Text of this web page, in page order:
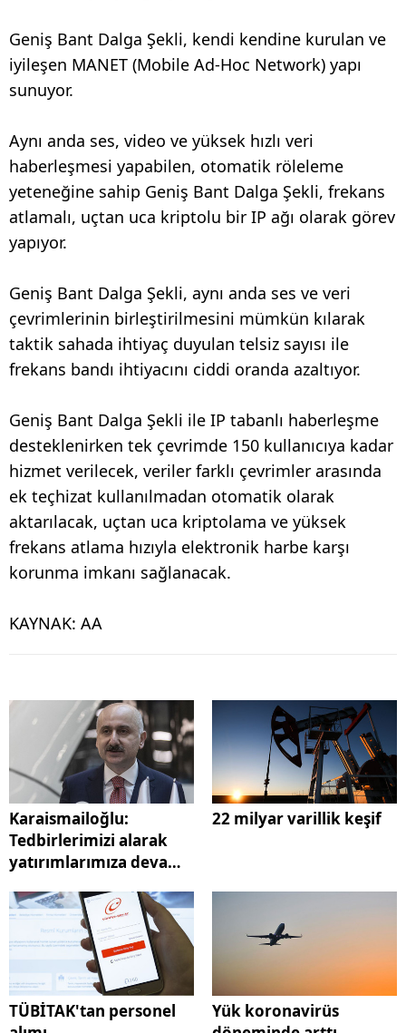
Geniş Bant Dalga Şekli, kendi kendine kurulan ve
iyileşen MANET (Mobile Ad-Hoc Network) yapı
sunuyor.
Aynı anda ses, video ve yüksek hızlı veri
haberleşmesi yapabilen, otomatik röleleme
yeteneğine sahip Geniş Bant Dalga Şekli, frekans
atlamalı, uçtan uca kriptolu bir IP ağı olarak görev
yapıyor.
Geniş Bant Dalga Şekli, aynı anda ses ve veri
çevrimlerinin birleştirilmesini mümkün kılarak
taktik sahada ihtiyaç duyulan telsiz sayısı ile
frekans bandı ihtiyacını ciddi oranda azaltıyor.
Geniş Bant Dalga Şekli ile IP tabanlı haberleşme
desteklenirken tek çevrimde 150 kullanıcıya kadar
hizmet verilecek, veriler farklı çevrimler arasında
ek teçhizat kullanılmadan otomatik olarak
aktarılacak, uçtan uca kriptolama ve yüksek
frekans atlama hızıyla elektronik harbe karşı
korunma imkanı sağlanacak.
KAYNAK: AA
Karaismailoğlu:
Tedbirlerimizi alarak
yatırımlarımıza devam
22 milyar varillik keşif
TÜBİTAK'tan personel
Yük koronavirüs